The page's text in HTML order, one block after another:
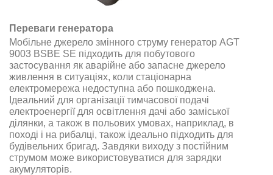
Переваги генератора
Мобільне джерело змінного струму генератор AGT
9003 BSBE SE підходить для побутового
застосування як аварійне або запасне джерело
живлення в ситуаціях, коли стаціонарна
електромережа недоступна або пошкоджена.
Ідеальний для організації тимчасової подачі
електроенергії для освітлення дачі або заміської
ділянки, а також в польових умовах, наприклад, в
поході і на рибалці, також ідеально підходить для
будівельних бригад. Завдяки виходу з постійним
струмом може використовуватися для зарядки
акумуляторів.